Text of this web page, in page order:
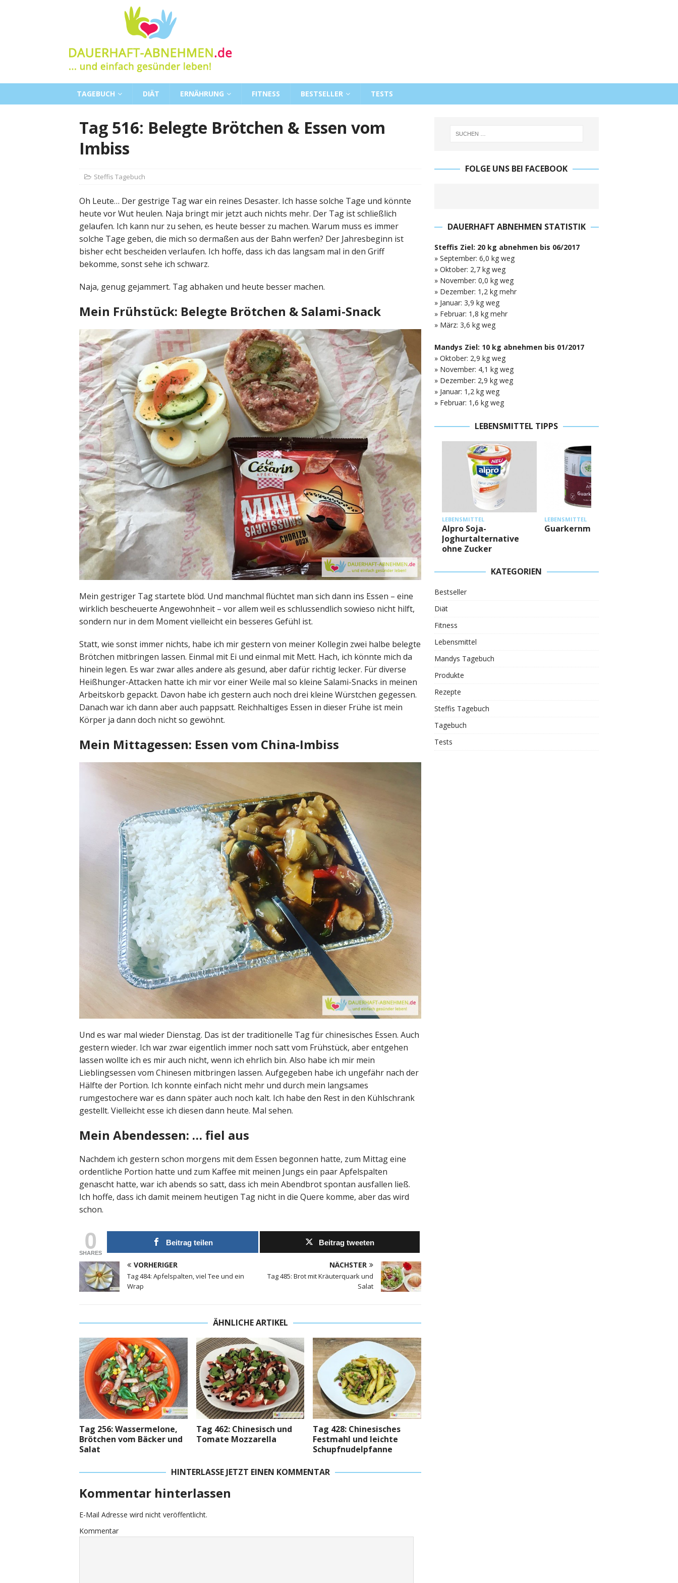
TAGEBUCH DIÄT ERNÄHRUNG FITNESS BESTSELLER TESTS
Tag 516: Belegte Brötchen & Essen vom
Imbiss
Steffis Tagebuch
Oh Leute… Der gestrige Tag war ein reines Desaster. Ich hasse solche Tage und könnte
heute vor Wut heulen. Naja bringt mir jetzt auch nichts mehr. Der Tag ist schließlich
gelaufen. Ich kann nur zu sehen, es heute besser zu machen. Warum muss es immer
solche Tage geben, die mich so dermaßen aus der Bahn werfen? Der Jahresbeginn ist
bisher echt bescheiden verlaufen. Ich hoffe, dass ich das langsam mal in den Griff
bekomme, sonst sehe ich schwarz.
Naja, genug gejammert. Tag abhaken und heute besser machen.
Mein Frühstück: Belegte Brötchen & Salami-Snack
Mein gestriger Tag startete blöd. Und manchmal flüchtet man sich dann ins Essen – eine
wirklich bescheuerte Angewohnheit – vor allem weil es schlussendlich sowieso nicht hilft,
sondern nur in dem Moment vielleicht ein besseres Gefühl ist.
Statt, wie sonst immer nichts, habe ich mir gestern von meiner Kollegin zwei halbe belegte
Brötchen mitbringen lassen. Einmal mit Ei und einmal mit Mett. Hach, ich könnte mich da
hinein legen. Es war zwar alles andere als gesund, aber dafür richtig lecker. Für diverse
Heißhunger-Attacken hatte ich mir vor einer Weile mal so kleine Salami-Snacks in meinen
Arbeitskorb gepackt. Davon habe ich gestern auch noch drei kleine Würstchen gegessen.
Danach war ich dann aber auch pappsatt. Reichhaltiges Essen in dieser Frühe ist mein
Körper ja dann doch nicht so gewöhnt.
Mein Mittagessen: Essen vom China-Imbiss
Und es war mal wieder Dienstag. Das ist der traditionelle Tag für chinesisches Essen. Auch
gestern wieder. Ich war zwar eigentlich immer noch satt vom Frühstück, aber entgehen
lassen wollte ich es mir auch nicht, wenn ich ehrlich bin. Also habe ich mir mein
Lieblingsessen vom Chinesen mitbringen lassen. Aufgegeben habe ich ungefähr nach der
Hälfte der Portion. Ich konnte einfach nicht mehr und durch mein langsames
rumgestochere war es dann später auch noch kalt. Ich habe den Rest in den Kühlschrank
gestellt. Vielleicht esse ich diesen dann heute. Mal sehen.
Mein Abendessen: … fiel aus
Nachdem ich gestern schon morgens mit dem Essen begonnen hatte, zum Mittag eine
ordentliche Portion hatte und zum Kaffee mit meinen Jungs ein paar Apfelspalten
genascht hatte, war ich abends so satt, dass ich mein Abendbrot spontan ausfallen ließ.
Ich hoffe, dass ich damit meinem heutigen Tag nicht in die Quere komme, aber das wird
schon.
0
SHARES
Beitrag teilen Beitrag tweeten
VORHERIGER
Tag 484: Apfelspalten, viel Tee und ein
Wrap
NÄCHSTER
Tag 485: Brot mit Kräuterquark und
Salat
ÄHNLICHE ARTIKEL
Tag 256: Wassermelone,
Brötchen vom Bäcker und
Salat
Tag 462: Chinesisch und
Tomate Mozzarella
Tag 428: Chinesisches
Festmahl und leichte
Schupfnudelpfanne
HINTERLASSE JETZT EINEN KOMMENTAR
Kommentar hinterlassen
E-Mail Adresse wird nicht veröffentlicht.
Kommentar
FOLGE UNS BEI FACEBOOK
DAUERHAFT ABNEHMEN STATISTIK
Steffis Ziel: 20 kg abnehmen bis 06/2017
» September: 6,0 kg weg
» Oktober: 2,7 kg weg
» November: 0,0 kg weg
» Dezember: 1,2 kg mehr
» Januar: 3,9 kg weg
» Februar: 1,8 kg mehr
» März: 3,6 kg weg
Mandys Ziel: 10 kg abnehmen bis 01/2017
» Oktober: 2,9 kg weg
» November: 4,1 kg weg
» Dezember: 2,9 kg weg
» Januar: 1,2 kg weg
» Februar: 1,6 kg weg
LEBENSMITTEL TIPPS
LEBENSMITTEL
Alpro Soja-
Joghurtalternative
ohne Zucker
LEBENSMITTEL
Guarkernmehl
KATEGORIEN
Bestseller
Diät
Fitness
Lebensmittel
Mandys Tagebuch
Produkte
Rezepte
Steffis Tagebuch
Tagebuch
Tests